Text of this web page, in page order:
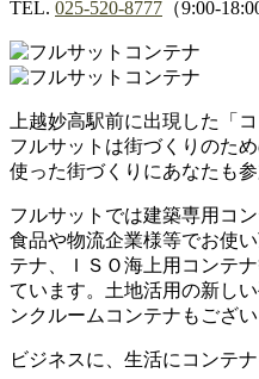
TEL. 025-520-8777 （9:00-
上越妙高駅前に出現した「
フルサットは街づくりのた
使った街づくりにあなたも
フルサットでは建築専用コ
食品や物流企業様等でお使
テナ、ＩＳＯ海上用コンテ
ています。土地活用の新し
ンクルームコンテナもござい
ビジネスに、生活にコンテ